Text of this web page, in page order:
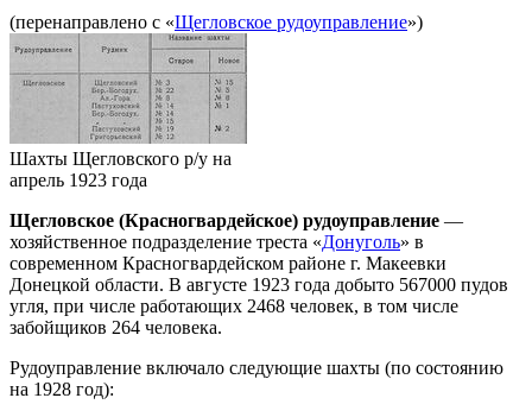
(перенаправлено с «Щегловское рудоуправление»)
Шахты Щегловского р/у на
апрель 1923 года
Щегловское (Красногвардейское) рудоуправление —
хозяйственное подразделение треста «Донуголь» в
современном Красногвардейском районе г. Макеевки
Донецкой области. В августе 1923 года добыто 567000 пудов
угля, при числе работающих 2468 человек, в том числе
забойщиков 264 человека.
Рудоуправление включало следующие шахты (по состоянию
на 1928 год):